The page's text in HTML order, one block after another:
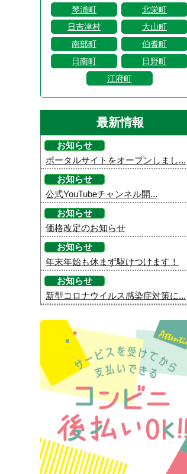
琴浦町
北栄町
日吉津村
大山町
南部町
伯耆町
日南町
日野町
江府町
最新情報
お知らせ
ポータルサイトをオープンしまし...
お知らせ
公式YouTubeチャンネル開...
お知らせ
価格改定のお知らせ
お知らせ
年末年始も休まず駆けつけます！
お知らせ
新型コロナウイルス感染症対策に...